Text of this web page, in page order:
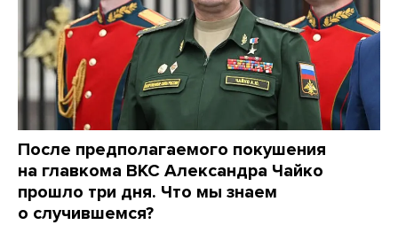
После предполагаемого покушения
на главкома ВКС Александра Чайко
прошло три дня. Что мы знаем
о случившемся?